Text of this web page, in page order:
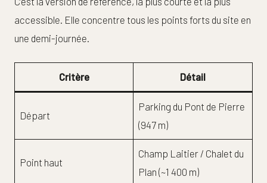
accessible. Elle concentre tous les points forts du site en
une demi-journée.
Critère Détail
Départ
Parking du Pont de Pierre
(947 m)
Point haut
Champ Laitier / Chalet du
Plan (~1 400 m)